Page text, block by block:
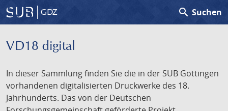
GDZ search Suchen
VD18 digital
In dieser Sammlung finden Sie die in der SUB Göttingen
vorhandenen digitalisierten Druckwerke des 18.
Jahrhunderts. Das von der Deutschen